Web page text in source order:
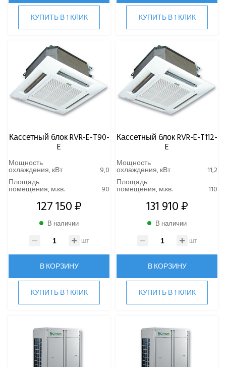
КУПИТЬ В 1 КЛИК КУПИТЬ В 1 КЛИК
Кассетный блок RVR-E-T90-
E
Мощность
охлаждения, кВт
9,0
Площадь
помещения, м.кв. 90
127 150 ₽
В наличии
шт
В КОРЗИНУ
КУПИТЬ В 1 КЛИК
Кассетный блок RVR-E-T112-
E
Мощность
охлаждения, кВт
11,2
Площадь
помещения, м.кв. 110
131 910 ₽
В наличии
шт
В КОРЗИНУ
КУПИТЬ В 1 КЛИК